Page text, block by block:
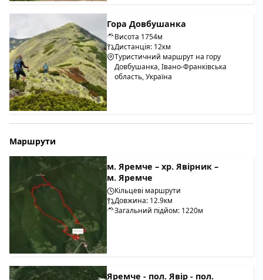
Гора Довбушанка
Висота 1754м
Дистанція: 12км
Туристичний маршрут на гору
Довбушанка, Івано-Франківська
область, Україна
Маршрути
м. Яремче – хр. Явірник –
м. Яремче
Кільцеві маршрути
Довжина: 12.9км
Загальний підйом: 1220м
Яремче - пол. Явір - пол.